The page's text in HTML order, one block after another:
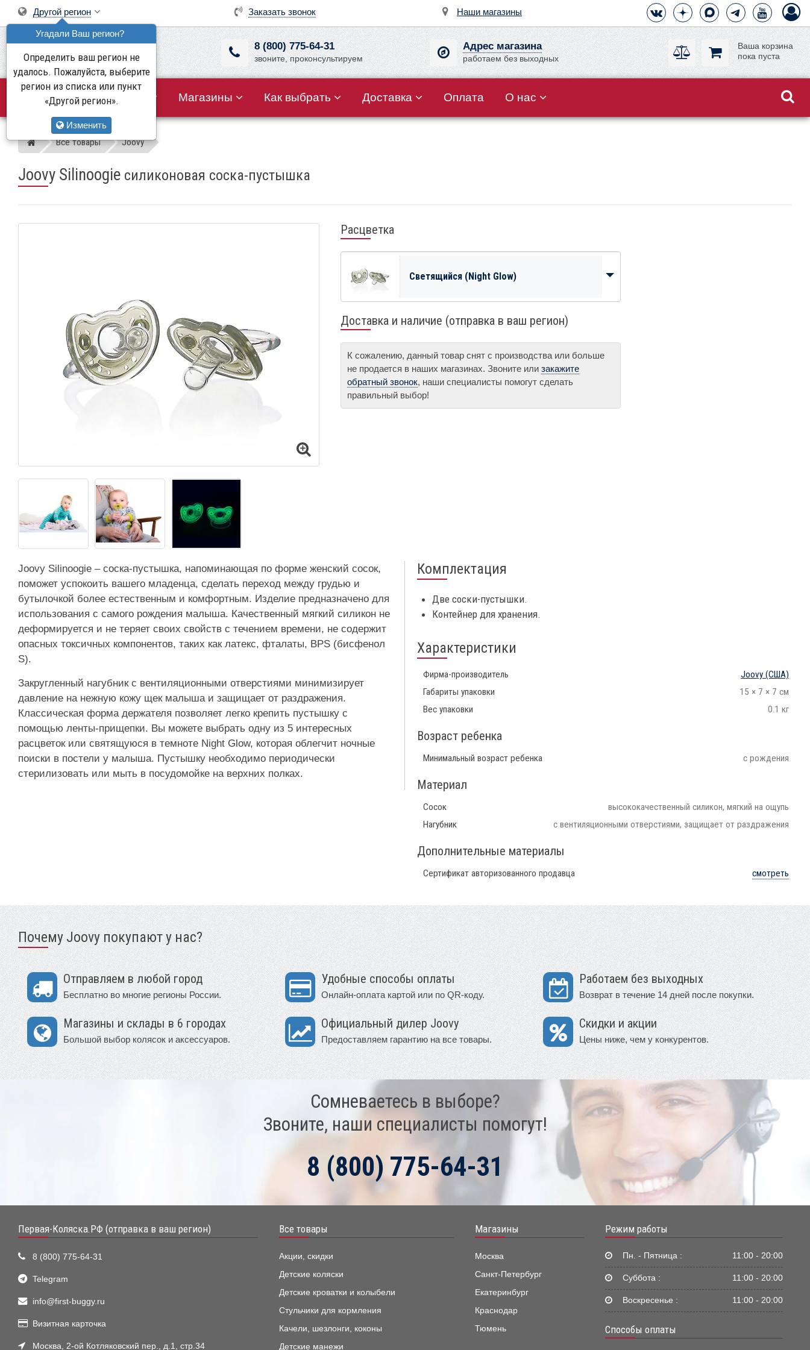
Заказать звонок Наши магазины
Другой регион
Угадали Ваш регион?
Определить ваш регион не
удалось. Пожалуйста, выберите
регион из списка или пункт
«Другой регион».
Изменить
8 (800) 775-64-31
звоните, проконсультируем
Адрес магазина
работаем без выходных
Ваша корзина
пока пуста
Все товары Акции Магазины Как выбрать Доставка Оплата О нас
Магазин детских колясок
Все товары Joovy
Joovy Silinoogie силиконовая соска-пустышка
Расцветка
Светящийся (Night Glow)
Доставка и наличие (отправка в ваш регион)
К сожалению, данный товар снят с производства или больше
не продается в наших магазинах. Звоните или закажите
обратный звонок, наши специалисты помогут сделать
правильный выбор!
Joovy Silinoogie – соска-пустышка, напоминающая по форме женский сосок,
поможет успокоить вашего младенца, сделать переход между грудью и
бутылочкой более естественным и комфортным. Изделие предназначено для
использования с самого рождения малыша. Качественный мягкий силикон не
деформируется и не теряет своих свойств с течением времени, не содержит
опасных токсичных компонентов, таких как латекс, фталаты, BPS (бисфенол
S).
Закругленный нагубник с вентиляционными отверстиями минимизирует
давление на нежную кожу щек малыша и защищает от раздражения.
Классическая форма держателя позволяет легко крепить пустышку с
помощью ленты-прищепки. Вы можете выбрать одну из 5 интересных
расцветок или святящуюся в темноте Night Glow, которая облегчит ночные
поиски в постели у малыша. Пустышку необходимо периодически
стерилизовать или мыть в посудомойке на верхних полках.
Комплектация
Две соски-пустышки.
Контейнер для хранения.
Характеристики
Фирма-производитель Joovy (США)
Габариты упаковки
15 × 7 × 7 см
Вес упаковки
0.1 кг
Возраст ребенка
Минимальный возраст ребенка с рождения
Материал
Сосок
высококачественный силикон, мягкий на ощупь
Нагубник
с вентиляционными отверстиями, защищает от раздражения
Дополнительные материалы
Сертификат авторизованного продавца смотреть
Почему Joovy покупают у нас?
Отправляем в любой город
Бесплатно во многие регионы России.
Удобные способы оплаты
Онлайн-оплата картой или по QR-коду.
Работаем без выходных
Возврат в течение 14 дней после покупки.
Магазины и склады в 6 городах
Большой выбор колясок и аксессуаров.
Официальный дилер Joovy
Предоставляем гарантию на все товары.
Скидки и акции
Цены ниже, чем у конкурентов.
Сомневаетесь в выборе?
Звоните, наши специалисты помогут!
8 (800) 775-64-31
Первая-Коляска.РФ (отправка в ваш регион)
8 (800) 775-64-31
Telegram
info@first-buggy.ru
Визитная карточка
Москва, 2-ой Котляковский пер., д.1, стр.34
Все товары
Акции, скидки
Детские коляски
Детские кроватки и колыбели
Стульчики для кормления
Качели, шезлонги, коконы
Детские манежи
Магазины
Москва
Санкт-Петербург
Екатеринбург
Краснодар
Тюмень
Режим работы
Пн. - Пятница : 11:00 - 20:00
Суббота : 11:00 - 20:00
Воскресенье : 11:00 - 20:00
Способы оплаты